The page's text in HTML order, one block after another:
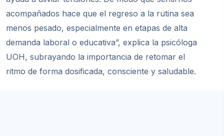
acompañados hace que el regreso a la rutina sea
menos pesado, especialmente en etapas de alta
demanda laboral o educativa”, explica la psicóloga
UOH, subrayando la importancia de retomar el
ritmo de forma dosificada, consciente y saludable.